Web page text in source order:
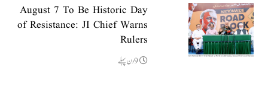
August 7 To Be Historic Day
of Resistance: JI Chief Warns
Rulers
9دن پہلے